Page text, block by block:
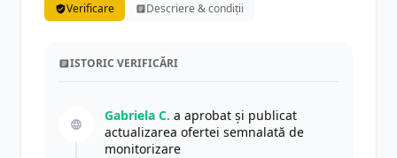
Verificare Descriere & condiții
ISTORIC VERIFICĂRI
Gabriela C. a aprobat și publicat
actualizarea ofertei semnalată de
monitorizare